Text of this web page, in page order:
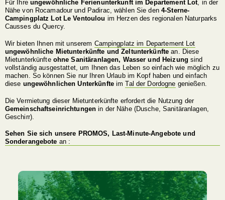
Für Ihre ungewöhnliche Ferienunterkunft im Departement Lot, in der
Nähe von Rocamadour und Padirac, wählen Sie den 4-Sterne-
Campingplatz Lot Le Ventoulou im Herzen des regionalen Naturparks
Causses du Quercy.
Wir bieten Ihnen mit unserem Campingplatz im Departement Lot
ungewöhnliche Mietunterkünfte und Zeltunterkünfte an. Diese
Mietunterkünfteohne Sanitäranlagen, Wasser und Heizung sind
vollständig ausgestattet, um Ihnen das Leben so einfach wie möglich zu
machen. So können Sie nur Ihren Urlaub im Kopf haben und einfach
diese ungewöhnlichen UnterkünfteimTal der Dordogne genießen.
Die Vermietung dieser Mietunterkünfte erfordert die Nutzung der
Gemeinschaftseinrichtungen in der Nähe (Dusche, Sanitäranlagen,
Geschirr).
Sehen Sie sich unsere PROMOS, Last-Minute-Angebote und
Sonderangebote an :